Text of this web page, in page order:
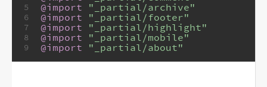
5
6
7
8
9
@import
"_partial/archive"
@import
"_partial/footer"
@import
"_partial/highlight"
@import
"_partial/mobile"
@import
"_partial/about"